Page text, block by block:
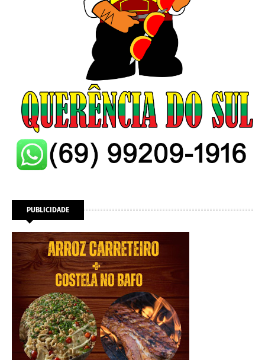
PUBLICIDADE